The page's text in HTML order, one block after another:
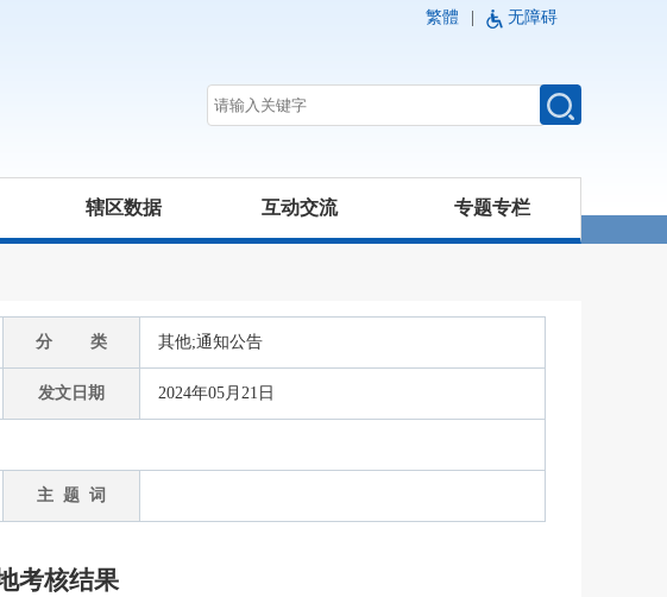
繁體 无障碍
辖区数据 互动交流 专题专栏
分 类 其他;通知公告
发文日期 2024年05月21日
主 题 词
考核结果